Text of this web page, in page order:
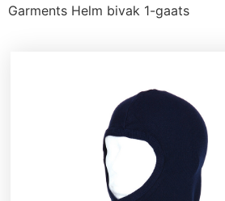
Garments Helm bivak 1-gaats